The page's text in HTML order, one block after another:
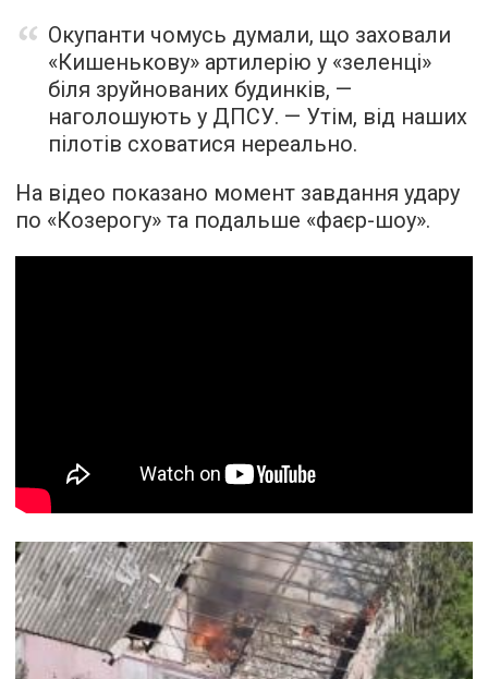
Окупанти чомусь думали, що заховали
«Кишенькову» артилерію у «зеленці»
біля зруйнованих будинків, —
наголошують у ДПСУ. — Утім, від наших
пілотів сховатися нереально.
На відео показано момент завдання удару
по «Козерогу» та подальше «фаєр-шоу».